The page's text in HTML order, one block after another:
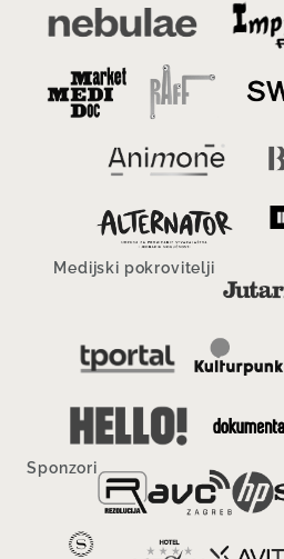
Medijski pokrovitelji
Sponzori